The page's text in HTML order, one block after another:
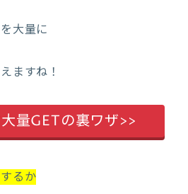
大量に
ますね！
量GETの裏ワザ>>
るか